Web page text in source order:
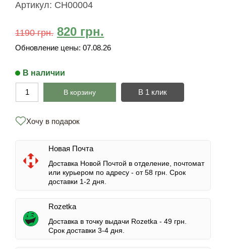
Артикул: CH00004
1190грн. 820 грн.
Обновление цены: 07.08.26
В наличии
В корзину В 1 клик
Хочу в подарок
Новая Почта
Доставка Новой Почтой в отделение, почтомат
или курьером по адресу - от 58 грн. Срок
доставки 1-2 дня.
Rozetka
Доставка в точку выдачи Rozetka - 49 грн.
Срок доставки 3-4 дня.